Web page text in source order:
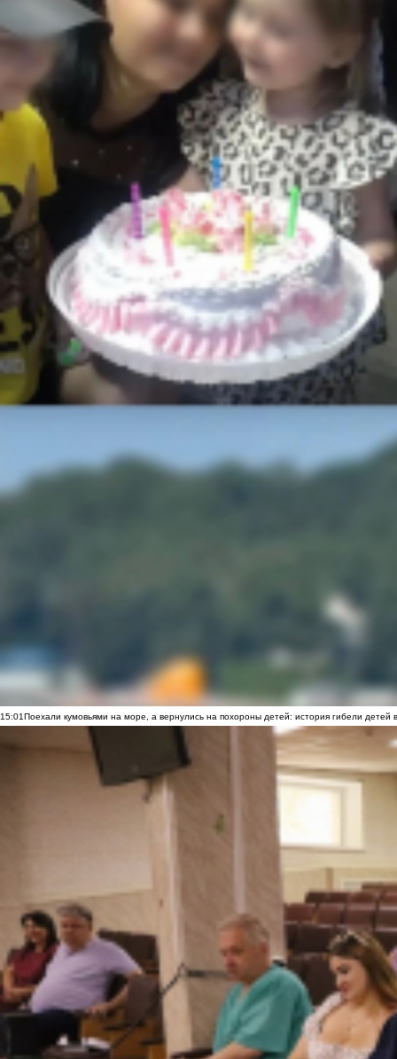
15:01Поехали кумовьями на море, а вернулись на похороны детей: история гибели детей